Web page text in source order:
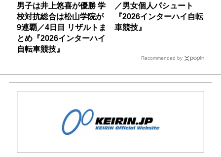
男子は井上悠喜が優勝 学
校対抗総合は松山学院が
9連覇／4日目 リザルトま
とめ『2026インターハイ
自転車競技』
／男女個人パシュート
『2026インターハイ自転
車競技』
Recommended by